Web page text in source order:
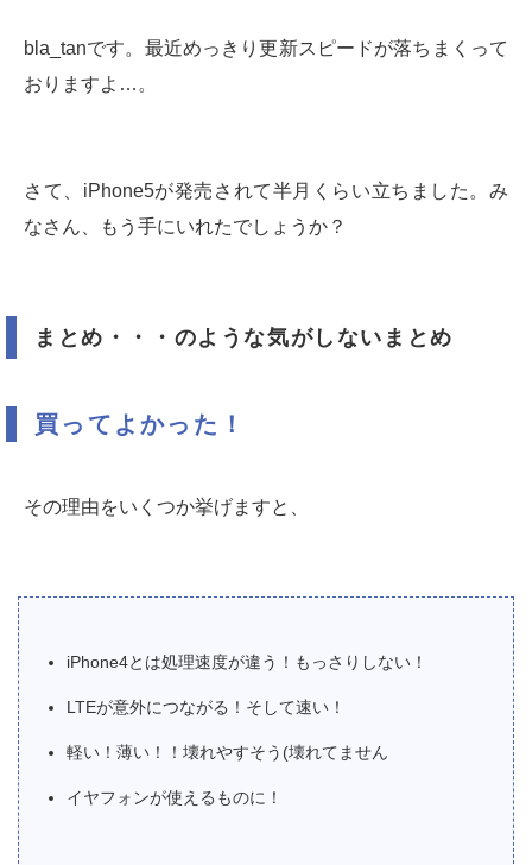
bla_tanです。最近めっきり更新スピードが落ちまくって
おりますよ…。
さて、iPhone5が発売されて半月くらい立ちました。み
なさん、もう手にいれたでしょうか？
まとめ・・・のような気がしないまとめ
買ってよかった！
その理由をいくつか挙げますと、
iPhone4とは処理速度が違う！もっさりしない！
LTEが意外につながる！そして速い！
軽い！薄い！！壊れやすそう(壊れてません
イヤフォンが使えるものに！